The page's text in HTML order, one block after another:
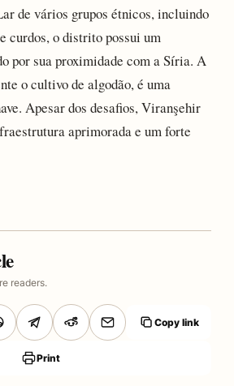
de vários grupos étnicos, incluindo
curdos, o distrito possui um
por sua proximidade com a Síria. A
o cultivo de algodão, é uma
Apesar dos desafios, Viranşehir
aprimorada e um forte
readers.
Copy link
Print